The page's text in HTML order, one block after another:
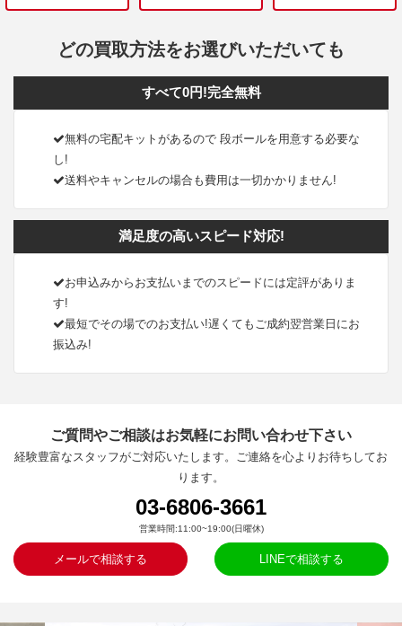
どの買取方法をお選びいただいても
すべて0円!完全無料
無料の宅配キットがあるので 段ボールを用意する必要な
し!
送料やキャンセルの場合も費用は一切かかりません!
満足度の高いスピード対応!
お申込みからお支払いまでのスピードには定評がありま
す!
最短でその場でのお支払い!遅くてもご成約翌営業日にお
振込み!
ご質問やご相談はお気軽にお問い合わせ下さい
経験豊富なスタッフがご対応いたします。ご連絡を心よりお待ちしてお
ります。
03-6806-3661
営業時間:11:00~19:00(日曜休)
メールで相談する LINEで相談する